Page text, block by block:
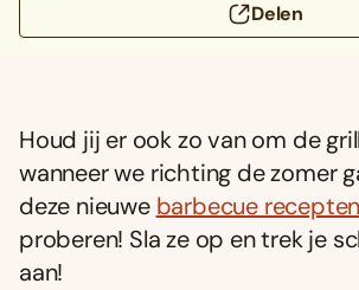
Delen
Houd jij er ook zo van om de
wanneer we richting de zomer
deze nieuwe barbecue recepten
proberen! Sla ze op en trek je
aan!